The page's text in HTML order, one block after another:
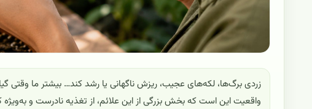
زردی برگ‌ها، لکه‌های عجیب، ریزش ناگهانی یا رشد کند… بیشتر ما
واقعیت این است که بخش بزرگی از این علائم، از تغذیه نادرست و